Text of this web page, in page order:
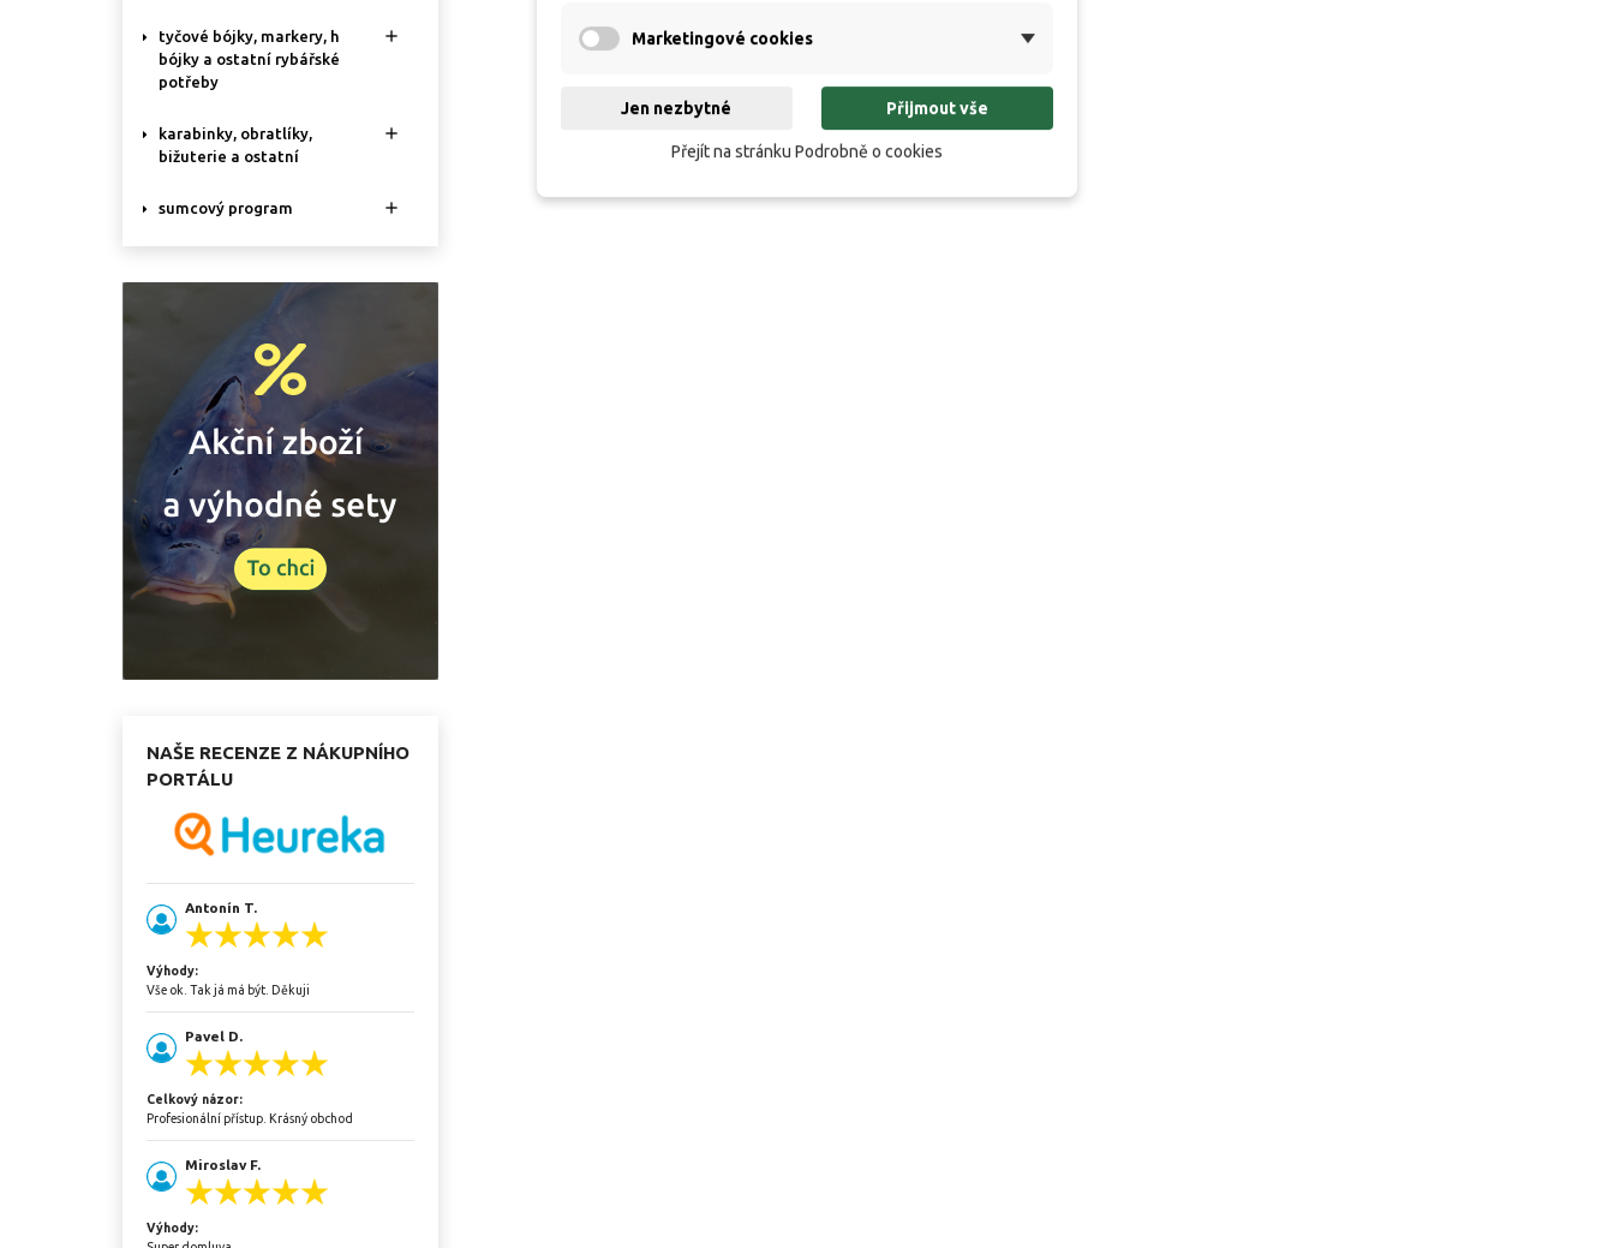
tyčové bójky, markery, h
bójky a ostatní rybářské
potřeby

karabinky, obratlíky,
bižuterie a ostatní

sumcový program 
NAŠE RECENZE Z NÁKUPNÍHO
PORTÁLU
Antonín T.
Výhody:
Vše ok. Tak já má být. Děkuji
Pavel D.
Celkový názor:
Profesionální přístup. Krásný obchod
Miroslav F.
Výhody:
Marketingové cookies
Jen nezbytné Přijmout vše
Přejít na stránku Podrobně o cookies